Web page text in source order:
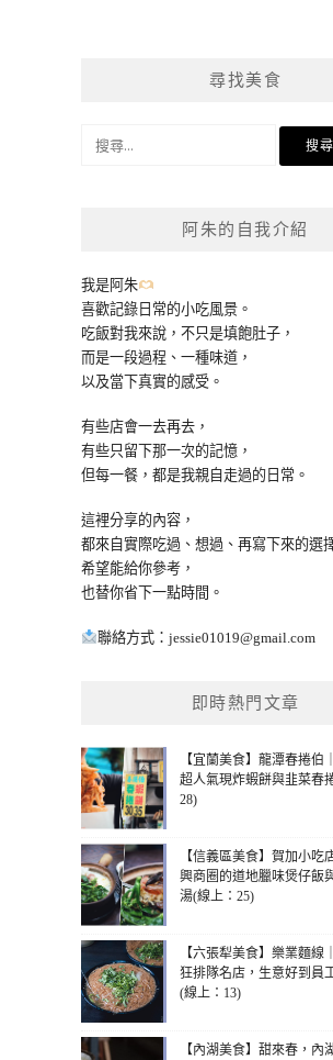
尋找美食
阿朱的自我介紹
我是阿朱
喜歡記錄日常的小吃風景。
吃飯對我來說，不只是填飽肚子，
而是一段過程、一種味道，
以及當下真實的感受。
有些店會一去再去，
有些只留下那一次的記憶，
但每一餐，都是我親自走過的日常。
這裡分享的內容，
都來自實際吃過、想過、再寫下來的選
希望能給你參考，
也替你省下一點時間。
聯絡方式： jessie01019@gmail.com
即時熱門文章
【宜蘭美食】龍潭春捲伯
超人氣現炸蝦餅與韭菜春
28)
【信義區美食】賀加小吃
興商圈的道地臘味煲仔飯
湯(線上：25)
【六張犁美食】樂業麵線
狂排隊名店，生意好到員
(線上：13)
【內湖美食】甜來春，內